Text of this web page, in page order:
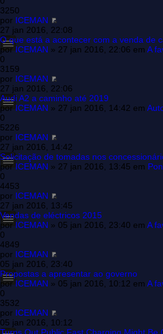
3250
por ICEMAN
27 jan 2016, 22:08
O que está a acontecer com a venda de
porICEMAN » 27 jan 2016, 22:06 em A
0
3159
por ICEMAN
27 jan 2016, 22:06
Audi A2 a caminho até 2019
porICEMAN » 27 jan 2016, 14:42 em
0
5226
por ICEMAN
27 jan 2016, 14:42
Solicitação de tomadas nos
porICEMAN » 27 jan 2016, 13:45 em
0
4453
por ICEMAN
27 jan 2016, 13:45
Vendas de eléctricos 2015
porICEMAN » 05 jan 2016, 23:40 em A
0
4849
por ICEMAN
05 jan 2016, 23:40
Propostas a apresentar ao governo
porICEMAN » 05 jan 2016, 10:12 em A
0
3532
por ICEMAN
05 jan 2016, 10:12